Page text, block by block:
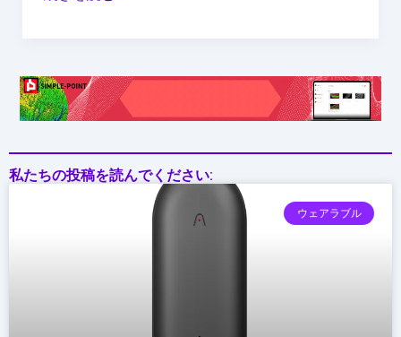
私たちの投稿を読んでください:
ウェアラブル